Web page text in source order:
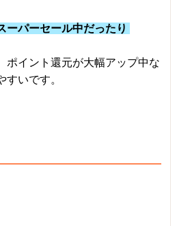
ーパーセール中だったり
ポイント還元が大幅アップ中な
いです。